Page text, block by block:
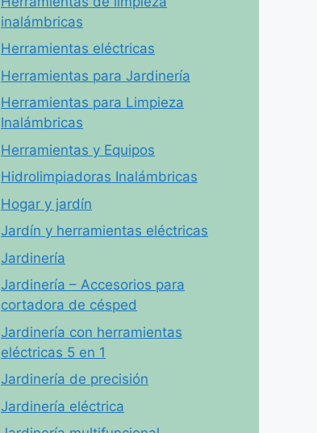
inalámbricas
Herramientas eléctricas
Herramientas para Jardinería
Herramientas para Limpieza
Inalámbricas
Herramientas y Equipos
Hidrolimpiadoras Inalámbricas
Hogar y jardín
Jardín y herramientas eléctricas
Jardinería
Jardinería – Accesorios para
cortadora de césped
Jardinería con herramientas
eléctricas 5 en 1
Jardinería de precisión
Jardinería eléctrica